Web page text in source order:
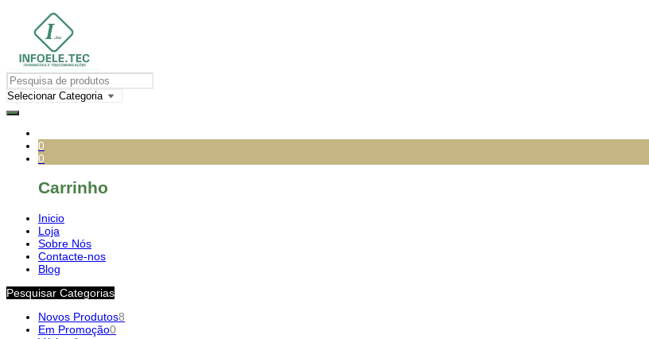
0
0
Carrinho
Inicio
Loja
Sobre Nós
Contacte-nos
Blog
Pesquisar Categorias
Novos Produtos8
Em Promoção0